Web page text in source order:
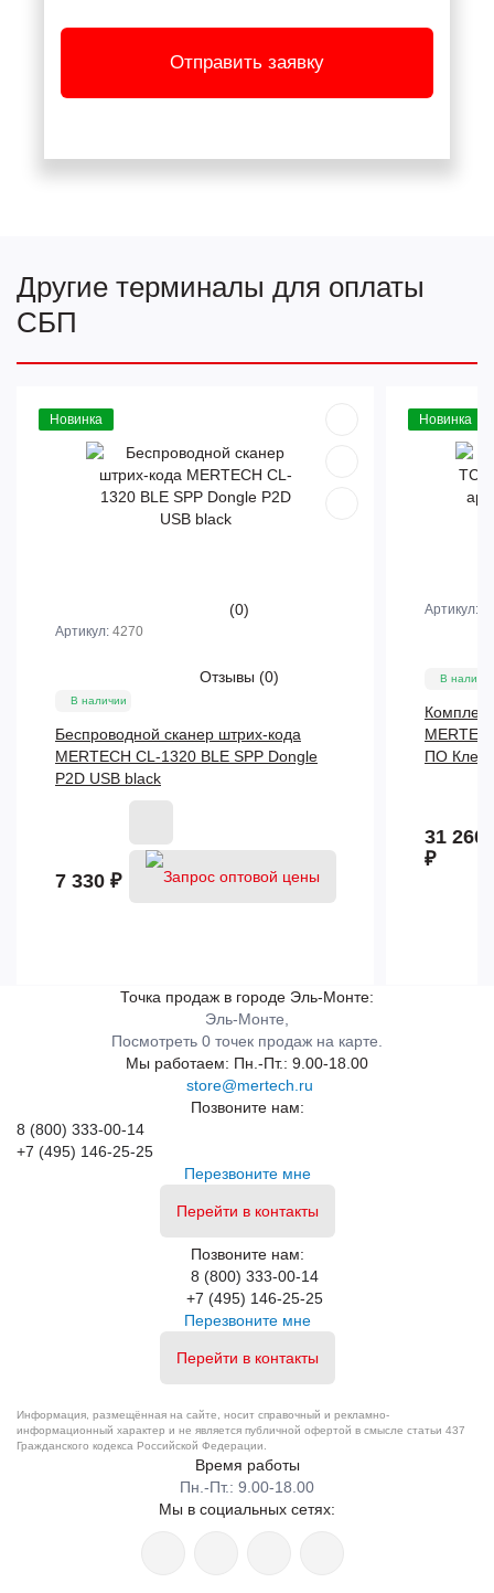
Отправить заявку
Другие терминалы для оплаты
СБП
Новинка
(0)
Артикул: 4270
Отзывы (0)
В наличии
Беспроводной сканер штрих-кода
MERTECH CL-1320 BLE SPP Dongle
P2D USB black
7 330 ₽
Новинка
Артикул:
В
ПО
31 260
₽
Точка продаж в городе Эль-Монте:
Эль-Монте,
Посмотреть 0 точек продаж на карте.
Мы работаем: Пн.-Пт.: 9.00-18.00
store@mertech.ru
Позвоните нам:
8 (800) 333-00-14
+7 (495) 146-25-25
Перезвоните мне
Перейти в контакты
Позвоните нам:
8 (800) 333-00-14
+7 (495) 146-25-25
Перезвоните мне
Перейти в контакты
Информация, размещённая на сайте, носит справочный и рекламно-
информационный характер и не является публичной офертой в смысле статьи 437
Гражданского кодекса Российской Федерации.
Время работы
Пн.-Пт.: 9.00-18.00
Мы в социальных сетях: